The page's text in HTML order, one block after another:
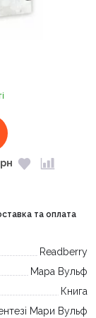
та оплата
Readberry
Мара Вульф
Книга
Мари Вульф